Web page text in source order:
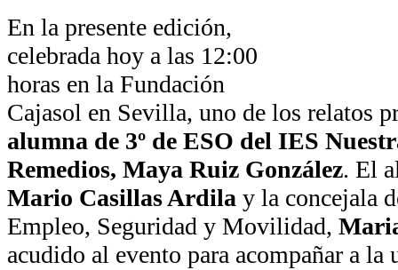
En la presente edición,
celebrada hoy a las 12:00
horas en la Fundación
Cajasol en Sevilla, uno de los relatos
alumna de 3º de ESO del IES
Remedios, Maya Ruiz González. El
Mario Casillas Ardila y la concejala
Empleo, Seguridad y Movilidad,
acudido al evento para acompañar a la